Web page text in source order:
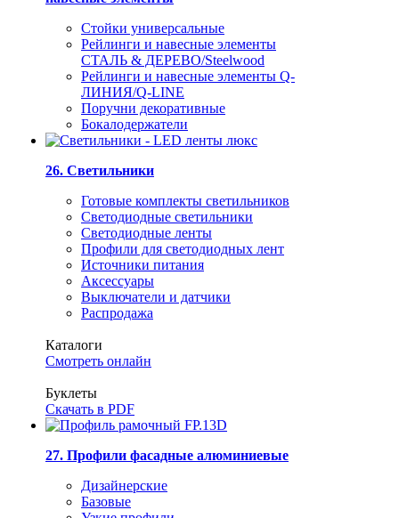
Стойки универсальные
Рейлинги и навесные элементы
СТАЛЬ & ДЕРЕВО/Steelwood
Рейлинги и навесные элементы Q-
ЛИНИЯ/Q-LINE
Поручни декоративные
Бокалодержатели
26. Светильники
Готовые комплекты светильников
Светодиодные светильники
Светодиодные ленты
Профили для светодиодных лент
Источники питания
Аксессуары
Выключатели и датчики
Распродажа
Каталоги
Смотреть онлайн
Буклеты
Скачать в PDF
27. Профили фасадные алюминиевые
Дизайнерские
Базовые